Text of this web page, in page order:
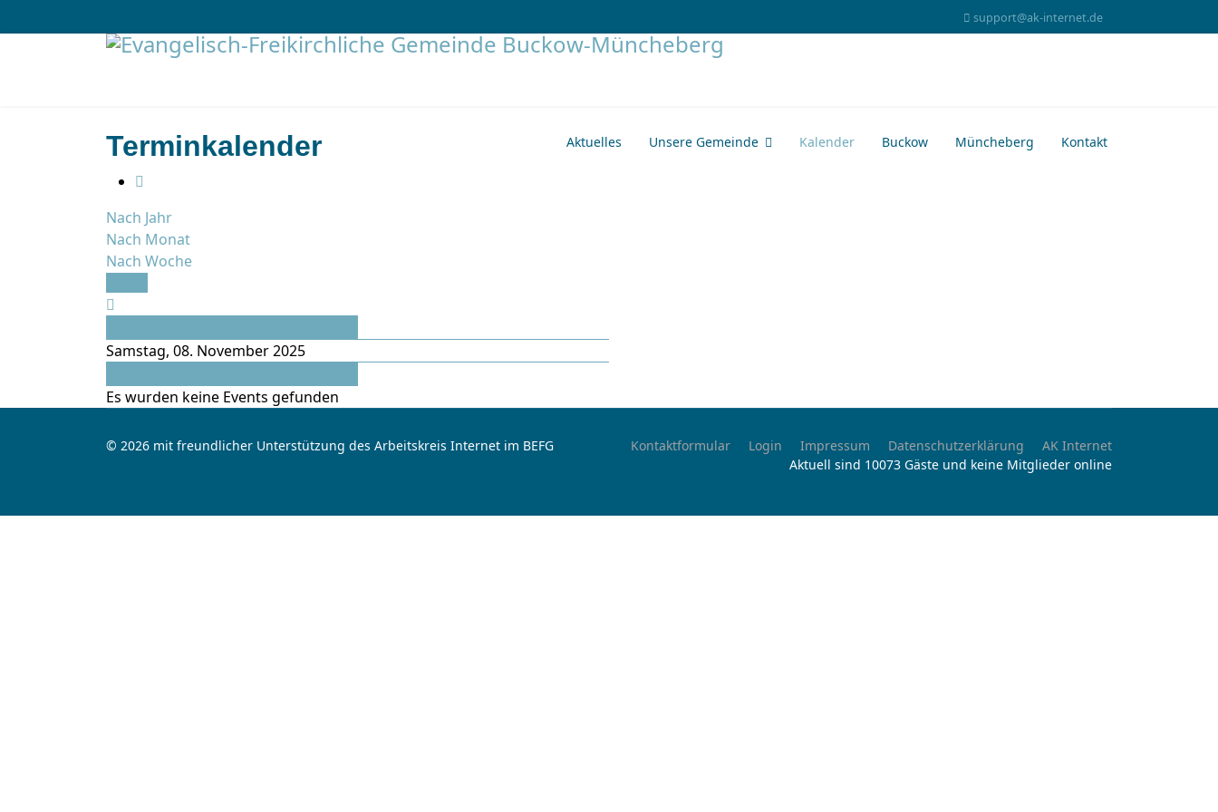
support@ak-internet.de
Aktuelles Unsere Gemeinde Kalender Buckow Müncheberg Kontakt
Terminkalender
Nach Jahr
Nach Monat
Nach Woche
Samstag, 08. November 2025
Es wurden keine Events gefunden
© 2026 mit freundlicher Unterstützung des Arbeitskreis Internet im BEFG Kontaktformular Login Impressum Datenschutzerklärung
AK Internet
Aktuell sind 10073 Gäste und keine Mitglieder online